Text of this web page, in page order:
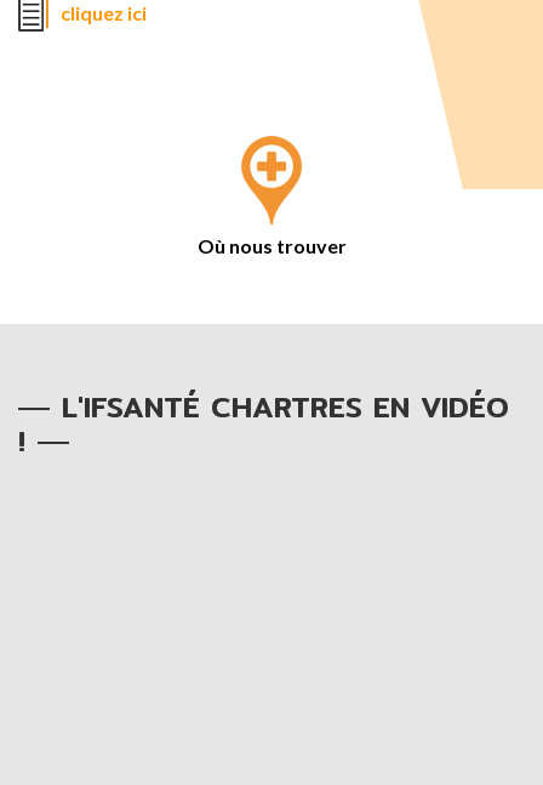
cliquez ici
Où nous trouver
L'IFSANTÉ CHARTRES EN VIDÉO
!